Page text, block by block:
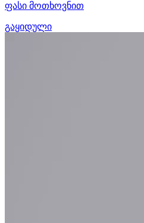
ფასი მოთხოვნით
გაყიდული